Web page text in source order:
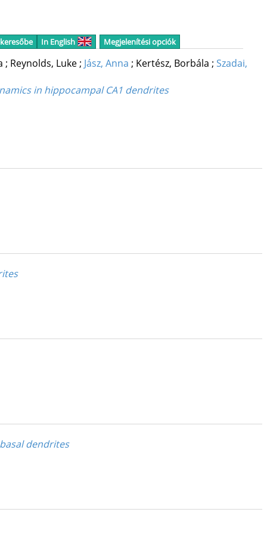
In English Megjelenítési opciók
; Reynolds, Luke; Jász, Anna ; Kertész, Borbála ; Szadai,
in hippocampal CA1 dendrites
dendrites